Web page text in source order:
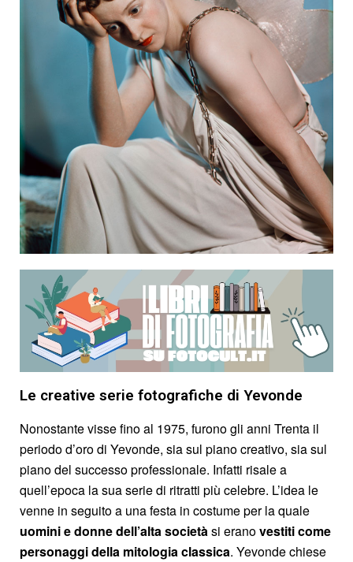
Le creative serie fotografiche di Yevonde
Nonostante visse fino al 1975, furono gli anni Trenta il
periodo d’oro di Yevonde, sia sul piano creativo, sia sul
piano del successo professionale. Infatti risale a
quell’epoca la sua serie di ritratti più celebre. L’idea le
venne in seguito a una festa in costume per la quale
uomini e donne dell’alta societàsi eranovestiti come
personaggi della mitologia classica. Yevonde chiese